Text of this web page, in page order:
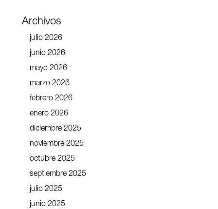
Archivos
julio 2026
junio 2026
mayo 2026
marzo 2026
febrero 2026
enero 2026
diciembre 2025
noviembre 2025
octubre 2025
septiembre 2025
julio 2025
junio 2025